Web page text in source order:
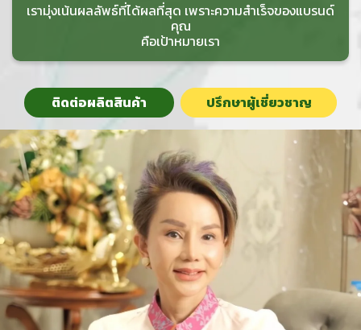
เรามุ่งเน้นผลลัพธ์ที่ได้ผลที่สุด เพราะความสำเร็จของแบรนด์
คุณ
คือเป้าหมายเรา
ติดต่อผลิตสินค้า ปรึกษาผู้เชี่ยวชาญ